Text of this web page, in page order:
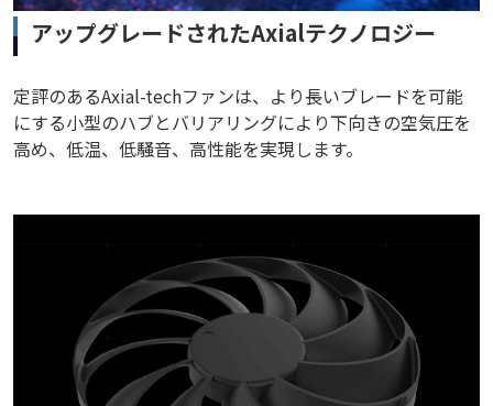
アップグレードされたAxialテクノロジー
定評のあるAxial-techファンは、より長いブレードを可能
にする小型のハブとバリアリングにより下向きの空気圧を
高め、低温、低騒音、高性能を実現します。